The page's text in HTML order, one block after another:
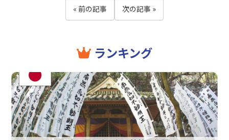
« 前の記事 次の記事 »
ランキング